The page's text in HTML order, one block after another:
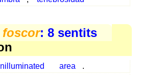
foscor: 8 sentits
area
.